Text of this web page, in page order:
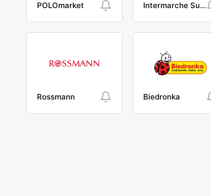
POLOmarket Intermarche Super
Rossmann Biedronka